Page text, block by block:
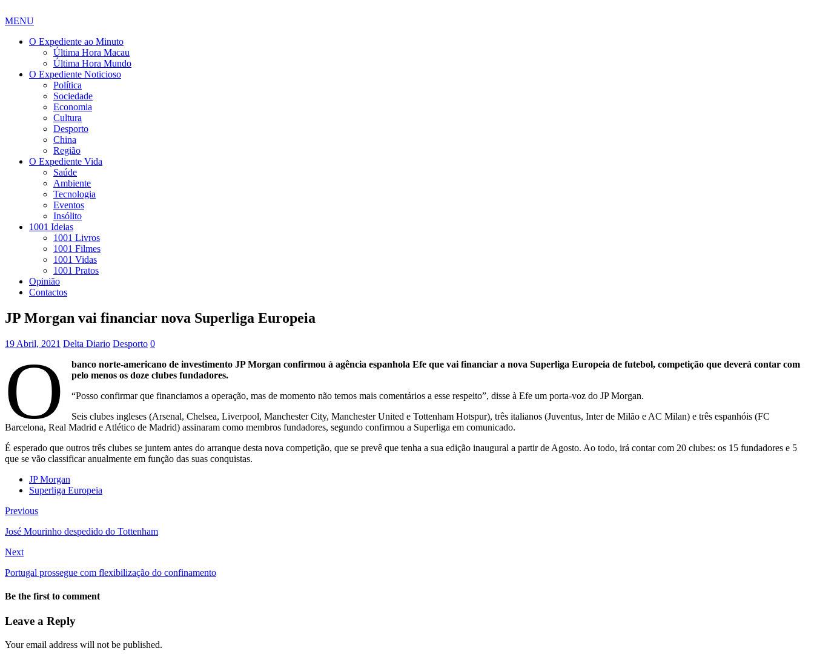
MENU
O Expediente ao Minuto
Última Hora Macau
Última Hora Mundo
O Expediente Noticioso
Política
Sociedade
Economia
Cultura
Desporto
China
Região
O Expediente Vida
Saúde
Ambiente
Tecnologia
Eventos
Insólito
1001 Ideias
1001 Livros
1001 Filmes
1001 Vidas
1001 Pratos
Opinião
Contactos
JP Morgan vai financiar nova Superliga Europeia
19 Abril, 2021 Delta Diario Desporto 0
O
banco norte-americano de investimento JP Morgan confirmou à agência espanhola Efe que vai financiar a nova Superliga Europeia de futebol, competição que deverá contar com
pelo menos os doze clubes fundadores.
“Posso confirmar que financiamos a operação, mas de momento não temos mais comentários a esse respeito”, disse à Efe um porta-voz do JP Morgan.
Seis clubes ingleses (Arsenal, Chelsea, Liverpool, Manchester City, Manchester United e Tottenham Hotspur), três italianos (Juventus, Inter de Milão e AC Milan) e três espanhóis (FC
Barcelona, Real Madrid e Atlético de Madrid) assinaram como membros fundadores, segundo confirmou a Superliga em comunicado.
É esperado que outros três clubes se juntem antes do arranque desta nova competição, que se prevê que tenha a sua edição inaugural a partir de Agosto. Ao todo, irá contar com 20 clubes: os 15 fundadores e 5
que se vão classificar anualmente em função das suas conquistas.
JP Morgan
Superliga Europeia
Previous
José Mourinho despedido do Tottenham
Next
Portugal prossegue com flexibilização do confinamento
Be the first to comment
Leave a Reply
Your email address will not be published.